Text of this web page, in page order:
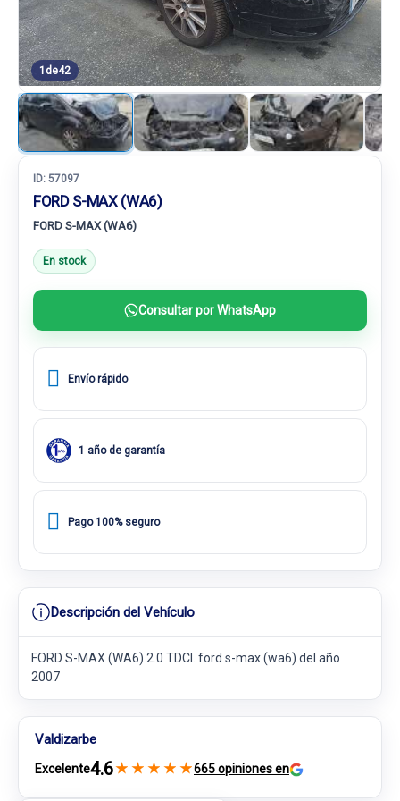
1 de42
ID: 57097
FORD S-MAX (WA6)
FORD S-MAX (WA6)
En stock
Consultar por WhatsApp
Envío rápido
1 año de garantía
Pago 100% seguro
Descripción del Vehículo
FORD S-MAX (WA6) 2.0 TDCI. ford s-max (wa6) del año
2007
Valdizarbe
Excelente4.6★ ★ ★ ★ ★665 opiniones en